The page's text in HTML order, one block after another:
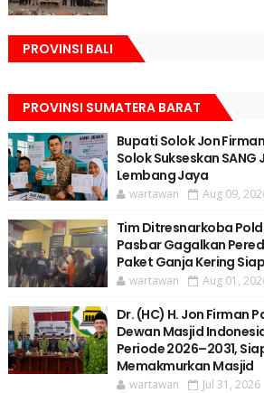
PROVINSI BALI
PROVINSI SUMATERA BARAT
Bupati Solok Jon
Solok Sukseskan SANG
Lembang Jaya
wartawan Aug 09,
Tim Ditresnarkoba
Pasbar Gagalkan
Paket Ganja Kering
wartawan Aug 01,
Dr. (HC) H. Jon Firman
Dewan Masjid
Periode 2026–2031,
Memakmurkan Masjid
wartawan Jul 31, 2026